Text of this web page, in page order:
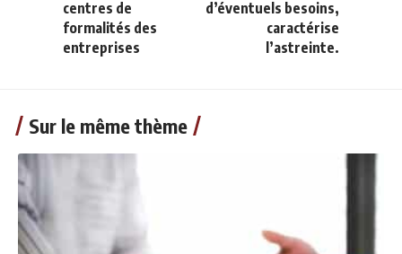
centres de
formalités des
entreprises
d’éventuels besoins,
caractérise
l’astreinte.
Sur le même thème